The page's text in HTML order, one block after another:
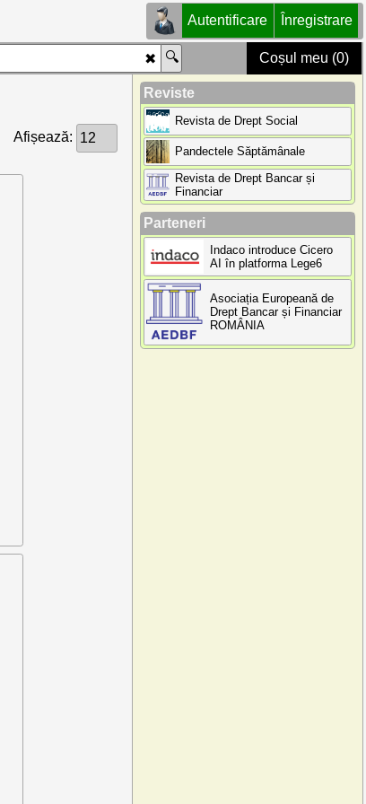
Autentificare Înregistrare
Coșul meu (0)
Reviste
Revista de Drept Social
Pandectele Săptămânale
Revista de Drept Bancar și
Financiar
Parteneri
Indaco introduce Cicero
AI în platforma Lege6
Asociația Europeană de
Drept Bancar și Financiar
ROMÂNIA
Afișează: